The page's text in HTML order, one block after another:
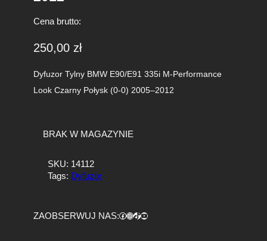
Cena brutto:
250,00 zł
Dyfuzor Tylny BMW E90/E91 335i M-Performance
Look Czarny Połysk (0-0) 2005–2012
BRAK W MAGAZYNIE
SKU: 14112
Tags: Dyfuzor
ZAOBSERWUJ NAS:Facebook https://www.instagram.com/tuningbaza.pl https://www.tiktok.com/@tuningbaza.pl YouTube